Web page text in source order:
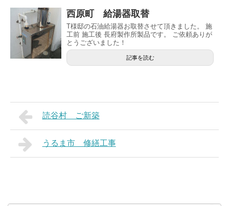
西原町 給湯器取替
T様邸の石油給湯器お取替させて頂きました。 施
工前 施工後 長府製作所製品です。 ご依頼ありが
とうございました！
記事を読む
読谷村 ご新築
うるま市 修繕工事